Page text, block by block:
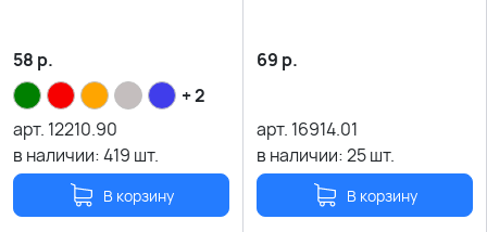
58 р.
+ 2
арт. 12210.90
в наличии:419 шт.
В корзину
69 р.
арт. 16914.01
в наличии:25шт.
В корзину